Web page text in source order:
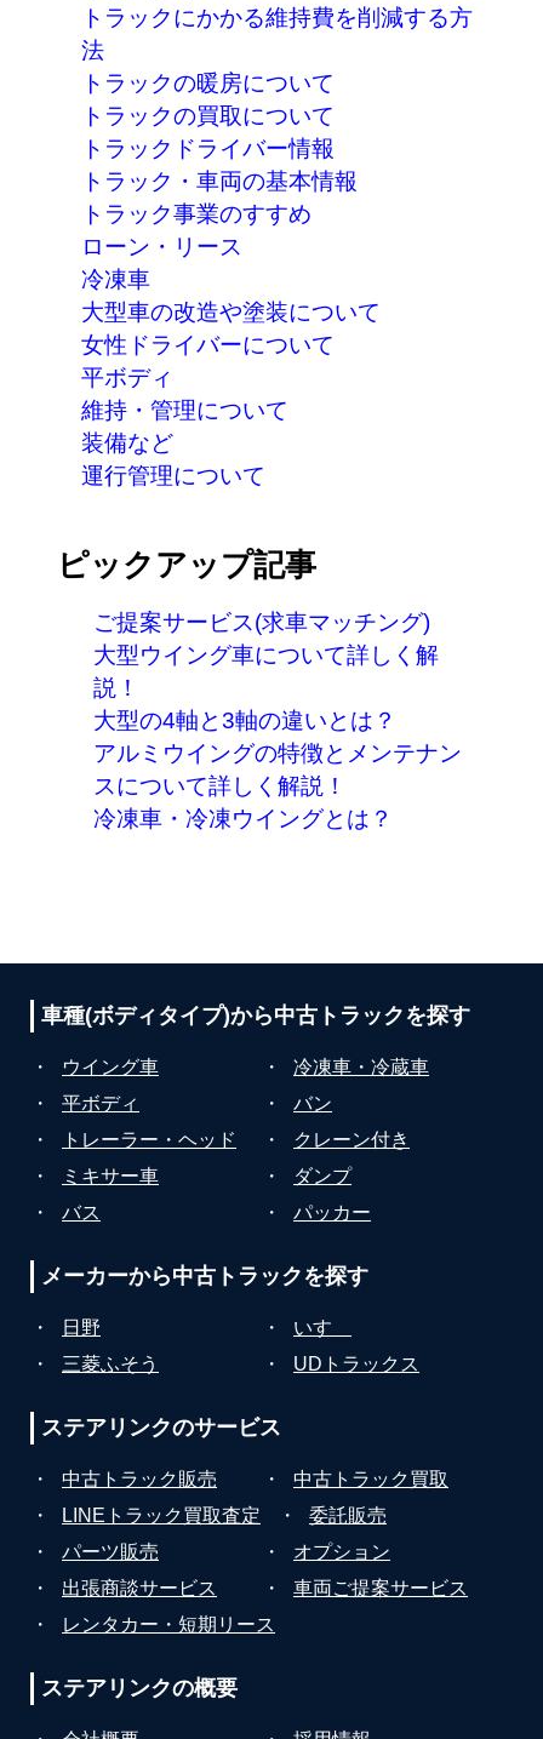
トラックにかかる維持費を削減する方
法
トラックの暖房について
トラックの買取について
トラックドライバー情報
トラック・車両の基本情報
トラック事業のすすめ
ローン・リース
冷凍車
大型車の改造や塗装について
女性ドライバーについて
平ボディ
維持・管理について
装備など
運行管理について
ピックアップ記事
ご提案サービス(求車マッチング)
大型ウイング車について詳しく解
説！
大型の4軸と3軸の違いとは？
アルミウイングの特徴とメンテナン
スについて詳しく解説！
冷凍車・冷凍ウイングとは？
車種(ボディタイプ)から中古トラックを探す
・ ウイング車 ・
冷凍車・冷蔵車
・
平ボディ ・
バン
・
トレーラー・ヘッド ・
クレーン付き
・
ミキサー車 ・
ダンプ
・
バス ・ パッカー
メーカーから中古トラックを探す
・ 日野 ・
いすゞ
・
三菱ふそう ・ UDトラックス
ステアリンクのサービス
・ 中古トラック販売 ・
中古トラック買取
・
LINEトラック買取査定 ・
委託販売
・
パーツ販売 ・
オプション
・
出張商談サービス ・
車両ご提案サービス
・
レンタカー・短期リース
ステアリンクの概要